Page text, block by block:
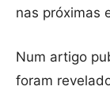
nas próximas
Num artigo
foram